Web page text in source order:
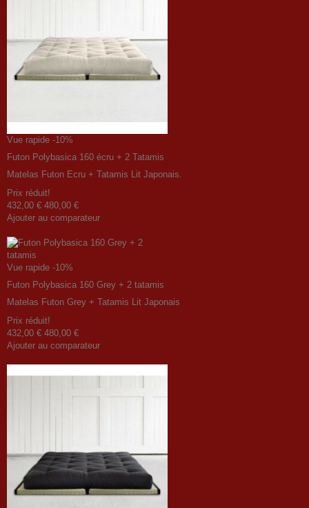
Vue rapide -10%
Futon Polybasica 160 écru + 2 Tatamis
Matelas Futon Ecru + Tatamis Lit Japonais.
Prix ​​réduit!
432,00 € 480,00 €
Ajouter au comparateur
Vue rapide -10%
Futon Polybasica 160 Grey + 2 tatamis
Matelas Futon Grey + Tatamis Lit Japonais
Prix ​​réduit!
432,00 € 480,00 €
Ajouter au comparateur